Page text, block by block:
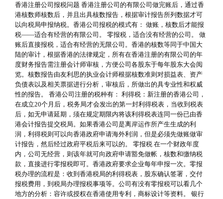
香港注册公司报税问题 香港注册公司的有限公司做完账后，通过香
港核数师核数后，并且出具核数报告，根据审计报告所列数据才可
以向税局申报纳税。香港公司报税的模式有： 做账，核数后才能报
税——适合有经营的有限公司。 零报税，适合没有经营的公司。 做
账后直接报税，适合有经营的无限公司。香港的核数等同于中国大
陆的审计，根据香港的法律规定，所有在香港注册的有限公司的年
度财务报告需注册会计师审核，方便公司各股东于每年股东大会阅
览。核数报告由友利思的执业会计师根据核数准则对损益表、资产
负债表以及相关票据进行分析，审核后，所做出的具专业性和权威
性的报告。 香港公司注册的税种有： 利得税：新注册的香港公司，
在成立20个月后，税务局才会发出的第一封利得税表，当收到税表
后，如无申请延期，须在规定期限内将该利得税表连同一份已由香
港会计报告提交税局。如果香港公司是离岸运作所产生生成的利
润，利得税则可以向香港政府申请海外利润，但是必须先做账做审
计报告，然后经过政府平税后来可以的。 零报税 在一个财政年度
内，公司无经营，则该年就可向政府申请豁免做帐，核数和缴纳税
款，直接进行零报税即可。香港政府要求企业每年申报一次。零报
税办理的流程是：收到香港税局的利得税表，股东确认签署，交付
报税费用，到税局办理报税事项等。公司有没有零报税可以看几个
地方的分析：容许或授权在香港使用专利，商标设计等资料。 银行